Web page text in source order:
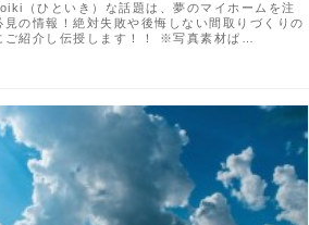
（ひといき）な話題は、夢のマイホームを注
の情報！絶対失敗や後悔しない間取りづくりの
ご紹介し伝授します！！ ※写真素材ぱ…